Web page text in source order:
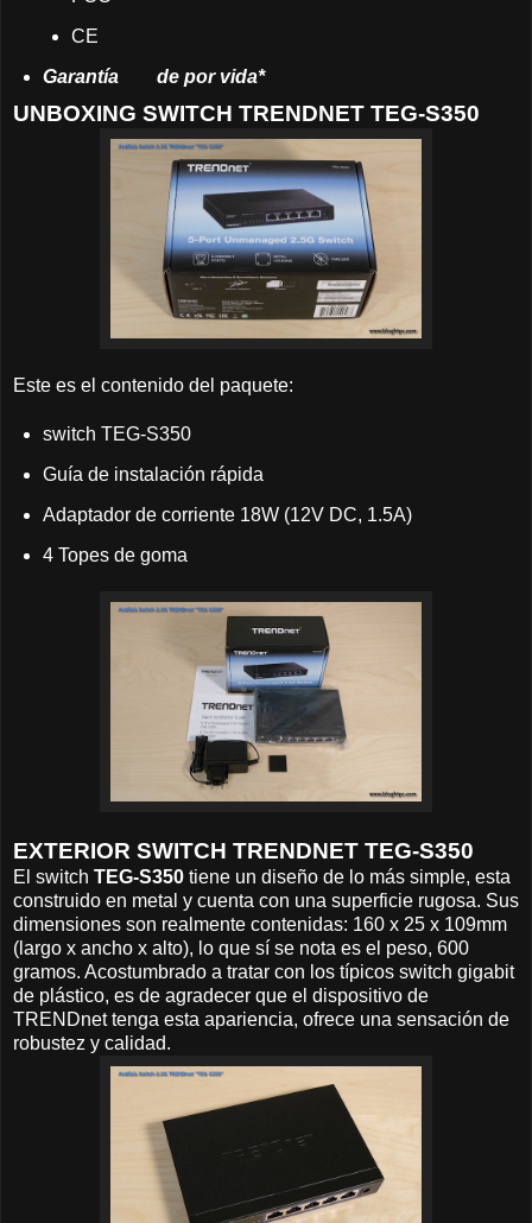
CE
Garantía
	de
por vida*
UNBOXING SWITCH TRENDNET TEG-S350
Este es el contenido del paquete:
switch TEG-S350
Guía de instalación rápida
Adaptador de corriente 18W (12V DC, 1.5A)
4 Topes de goma
EXTERIOR SWITCH TRENDNET TEG-S350
El switch TEG-S350 tiene un diseño de lo más simple, esta
construido en metal y cuenta con una superficie rugosa. Sus
dimensiones son realmente contenidas: 160 x 25 x 109mm
(largo x ancho x alto), lo que sí se nota es el peso, 600
gramos. Acostumbrado a tratar con los típicos switch gigabit
de plástico, es de agradecer que el dispositivo de
TRENDnet tenga esta apariencia, ofrece una sensación de
robustez y calidad.